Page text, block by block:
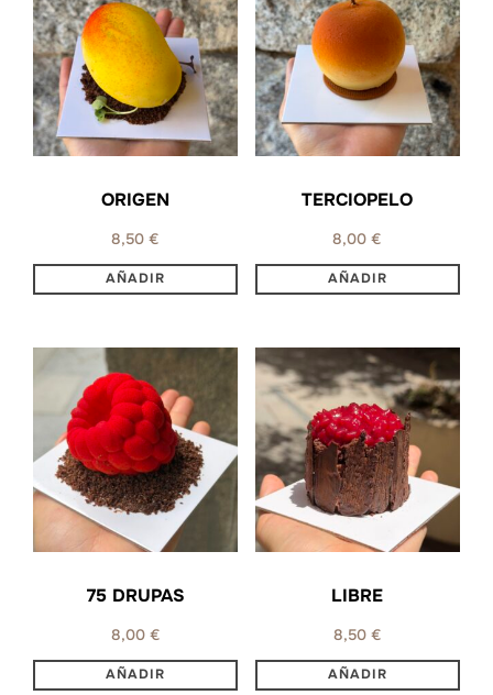
ORIGEN
8,50€
TERCIOPELO
8,00€
75 DRUPAS
8,00 €
LIBRE
8,50 €